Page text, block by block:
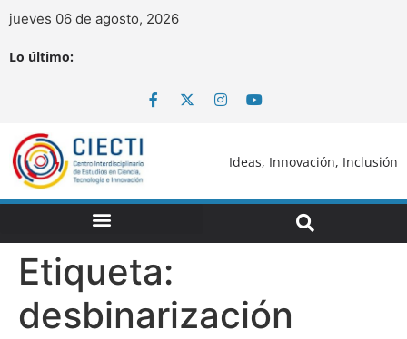
jueves 06 de agosto, 2026
Lo último:
Ideas, Innovación, Inclusión
Etiqueta:
desbinarización